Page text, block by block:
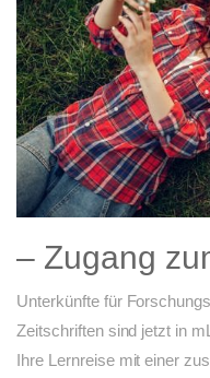
– Zugang
Unterkünfte für
Zeitschriften sind jetzt in
Ihre Lernreise mit einer